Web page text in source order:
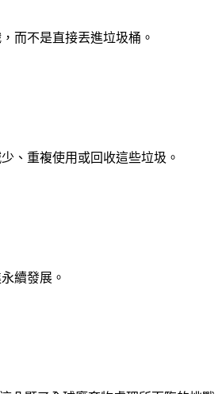
而不是直接丟進垃圾桶。
、重複使用或回收這些垃圾。
續發展。